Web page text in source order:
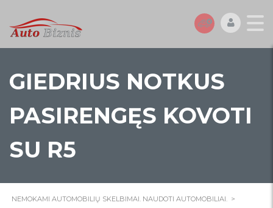
GIEDRIUS NOTKUS
PASIRENGĘS KOVOTI
SU R5
NEMOKAMI AUTOMOBILIŲ SKELBIMAI. NAUDOTI AUTOMOBILIAI. >